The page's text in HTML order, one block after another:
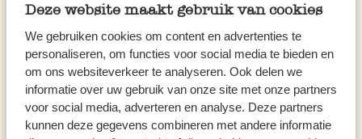
Deze website maakt gebruik van cookies
We gebruiken cookies om content en advertenties te
personaliseren, om functies voor social media te bieden en
om ons websiteverkeer te analyseren. Ook delen we
informatie over uw gebruik van onze site met onze partners
voor social media, adverteren en analyse. Deze partners
kunnen deze gegevens combineren met andere informatie
55 g
35 g